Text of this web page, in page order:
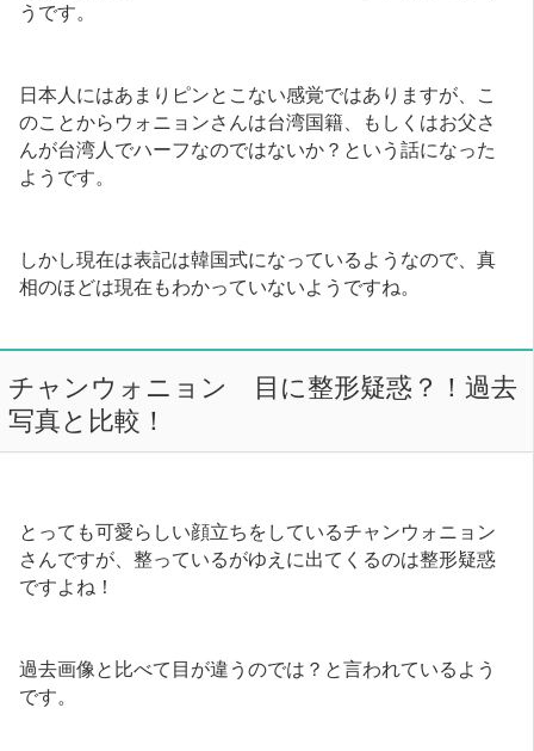
うです。
日本人にはあまりピンとこない感覚ではありますが、こ
のことからウォニョンさんは台湾国籍、もしくはお父さ
んが台湾人でハーフなのではないか？という話になった
ようです。
しかし現在は表記は韓国式になっているようなので、真
相のほどは現在もわかっていないようですね。
チャンウォニョン 目に整形疑惑？！過去
写真と比較！
とっても可愛らしい顔立ちをしているチャンウォニョン
さんですが、整っているがゆえに出てくるのは整形疑惑
ですよね！
過去画像と比べて目が違うのでは？と言われているよう
です。